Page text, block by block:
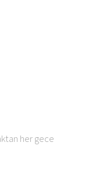
her gece